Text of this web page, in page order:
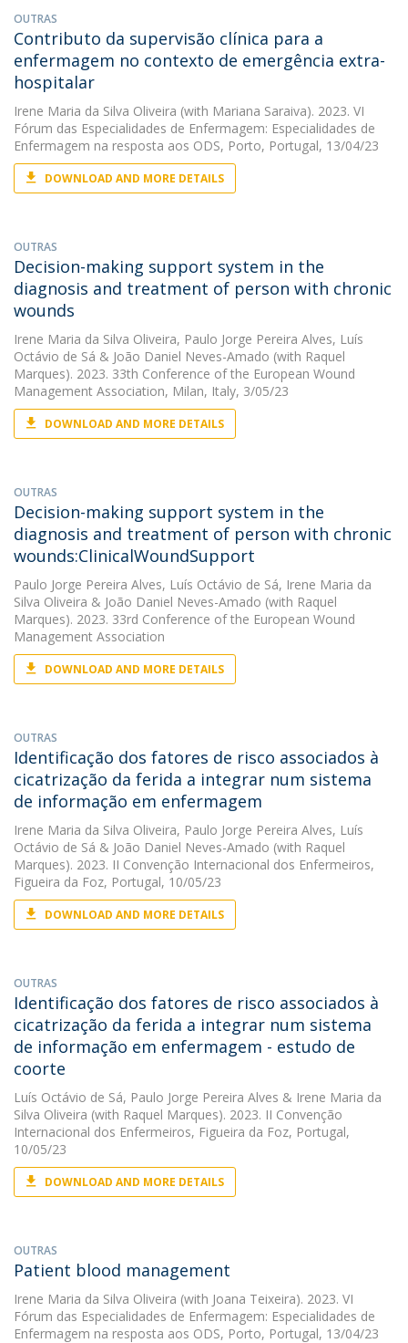
OUTRAS
Contributo da supervisão clínica para a
enfermagem no contexto de emergência extra-
hospitalar
Irene Maria da Silva Oliveira (with Mariana Saraiva). 2023. VI
Fórum das Especialidades de Enfermagem: Especialidades de
Enfermagem na resposta aos ODS, Porto, Portugal, 13/04/23
DOWNLOAD AND MORE DETAILS
OUTRAS
Decision-making support system in the
diagnosis and treatment of person with chronic
wounds
Irene Maria da Silva Oliveira, Paulo Jorge Pereira Alves, Luís
Octávio de Sá & João Daniel Neves-Amado (with Raquel
Marques). 2023. 33th Conference of the European Wound
Management Association, Milan, Italy, 3/05/23
DOWNLOAD AND MORE DETAILS
OUTRAS
Decision-making support system in the
diagnosis and treatment of person with chronic
wounds:ClinicalWoundSupport
Paulo Jorge Pereira Alves, Luís Octávio de Sá, Irene Maria da
Silva Oliveira & João Daniel Neves-Amado (with Raquel
Marques). 2023. 33rd Conference of the European Wound
Management Association
DOWNLOAD AND MORE DETAILS
OUTRAS
Identificação dos fatores de risco associados à
cicatrização da ferida a integrar num sistema
de informação em enfermagem
Irene Maria da Silva Oliveira, Paulo Jorge Pereira Alves, Luís
Octávio de Sá & João Daniel Neves-Amado (with Raquel
Marques). 2023. II Convenção Internacional dos Enfermeiros,
Figueira da Foz, Portugal, 10/05/23
DOWNLOAD AND MORE DETAILS
OUTRAS
Identificação dos fatores de risco associados à
cicatrização da ferida a integrar num sistema
de informação em enfermagem - estudo de
coorte
Luís Octávio de Sá, Paulo Jorge Pereira Alves & Irene Maria da
Silva Oliveira (with Raquel Marques). 2023. II Convenção
Internacional dos Enfermeiros, Figueira da Foz, Portugal,
10/05/23
DOWNLOAD AND MORE DETAILS
OUTRAS
Patient blood management
Irene Maria da Silva Oliveira (with Joana Teixeira). 2023. VI
Fórum das Especialidades de Enfermagem: Especialidades de
Enfermagem na resposta aos ODS, Porto, Portugal, 13/04/23